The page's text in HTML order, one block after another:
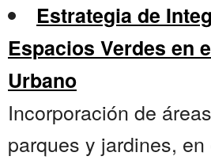
Estrategia de
Espacios Verdes en
Urbano
Incorporación de
parques y jardines,